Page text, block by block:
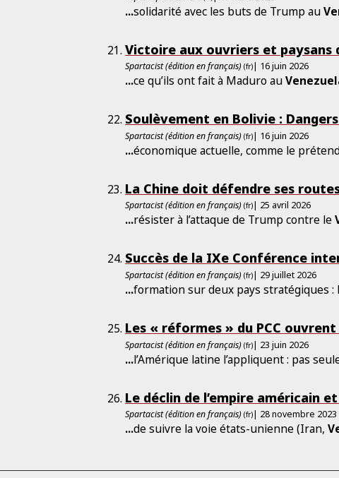
...solidarité avec les buts de Trump au
Victoire aux ouvriers et paysans
Spartacist (édition en français) (fr) | 16 juin 2026
...ce qu’ils ont fait à Maduro au
Soulèvement en Bolivie :
Spartacist (édition en français) (fr)| 16 juin 2026
...économique actuelle, comme le
La Chine doit défendre ses
Spartacist (édition en français) (fr) | 25 avril 2026
...résister à l’attaque de Trump contre le
Succès de la IXe Conférence
Spartacist (édition en français) (fr)| 29 juillet 2026
...formation sur deux pays stratégiques
Les « réformes » du PCC
Spartacist (édition en français) (fr)| 23 juin 2026
...l’Amérique latine l’appliquent : pas
Le déclin de l’empire américain
Spartacist (édition en français) (fr)| 28 novembre 2023
...de suivre la voie états-unienne (Iran,